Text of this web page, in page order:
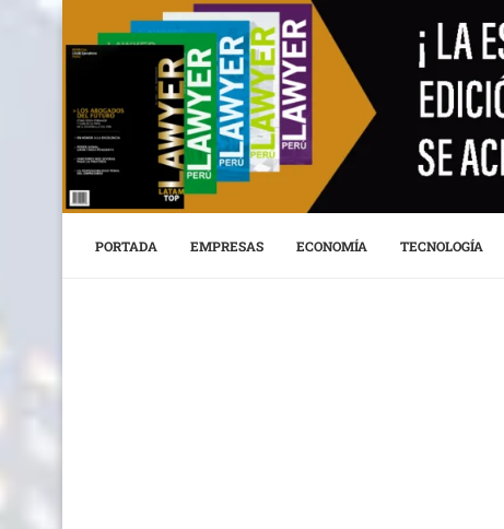
PORTADA EMPRESAS ECONOMÍA TECNOLOGÍA